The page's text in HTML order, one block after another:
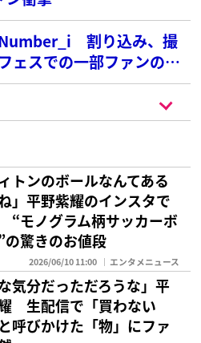
Number_i 割り込み、撮
ェスでの一部ファンのマ
」と批判続出
ィトンのボールなんてある
」平野紫耀のインスタで
モノグラム柄サッカーボ
の驚きのお値段
2026/06/10 11:00 エンタメニュース
な気分だっただろうな」平
生配信で「買わない
呼びかけた「物」にファ